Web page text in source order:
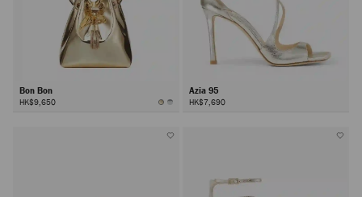
Bon Bon
HK$9,650
Azia 95
HK$7,690